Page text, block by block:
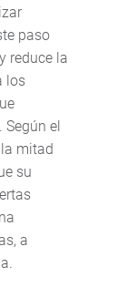
paso
reduce la
los
el
mitad
su
a